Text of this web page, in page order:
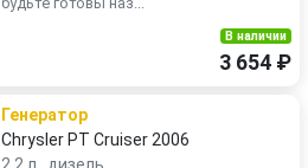
В наличии
3 654 ₽
Генератор
Chrysler PT Cruiser 2006